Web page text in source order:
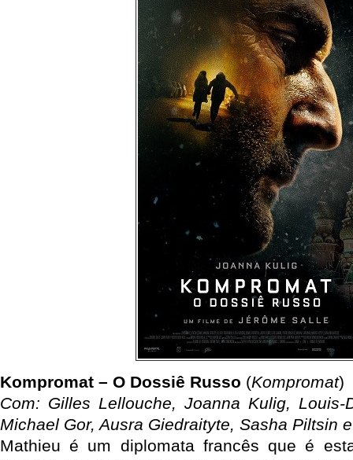
Kompromat – O Dossiê Russo (Kompromat)
Com: Gilles Lellouche, Joanna Kulig, Louis-
Michael Gor, Ausra Giedraityte, Sasha Piltsin
Mathieu é um diplomata francês que é